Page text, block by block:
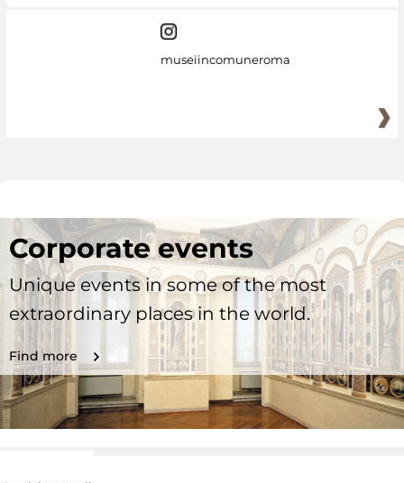
museiincomuneroma
Corporate events
Unique events in some of the most
extraordinary places in the world.
Find more